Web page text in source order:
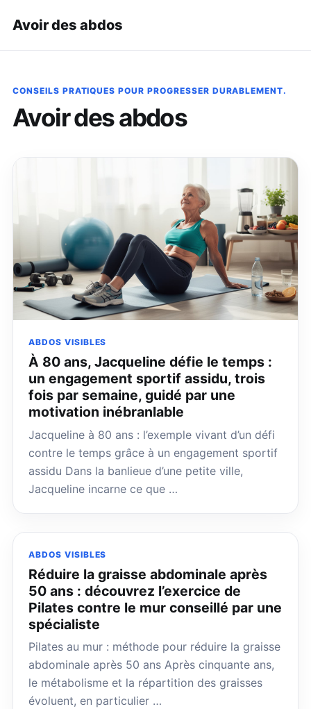
Avoir des abdos
CONSEILS PRATIQUES POUR PROGRESSER DURABLEMENT.
Avoir des abdos
ABDOS VISIBLES
À 80 ans, Jacqueline défie le temps :
un engagement sportif assidu, trois
fois par semaine, guidé par une
motivation inébranlable
Jacqueline à 80 ans : l’exemple vivant d’un défi
contre le temps grâce à un engagement sportif
assidu Dans la banlieue d’une petite ville,
Jacqueline incarne ce que …
ABDOS VISIBLES
Réduire la graisse abdominale après
50 ans : découvrez l’exercice de
Pilates contre le mur conseillé par une
spécialiste
Pilates au mur : méthode pour réduire la graisse
abdominale après 50 ans Après cinquante ans,
le métabolisme et la répartition des graisses
évoluent, en particulier …